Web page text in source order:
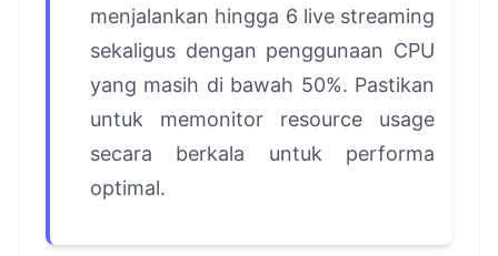
menjalankan hingga 6 live streaming
sekaligus dengan penggunaan CPU
yang masih di bawah 50%. Pastikan
untuk memonitor resource usage
secara berkala untuk performa
optimal.